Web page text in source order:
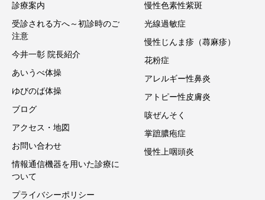
診療案内
受診される方へ～初診時のご
注意
今井一彰 院長紹介
あいうべ体操
ゆびのば体操
ブログ
アクセス・地図
お問い合わせ
情報通信機器を用いた診療に
ついて
プライバシーポリシー
慢性色素性紫斑
光線過敏症
慢性じんま疹（蕁麻疹）
花粉症
アレルギー性鼻炎
アトピー性皮膚炎
咳ぜんそく
掌蹠膿疱症
慢性上咽頭炎